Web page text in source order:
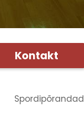
Kontakt
Spordipõrandad